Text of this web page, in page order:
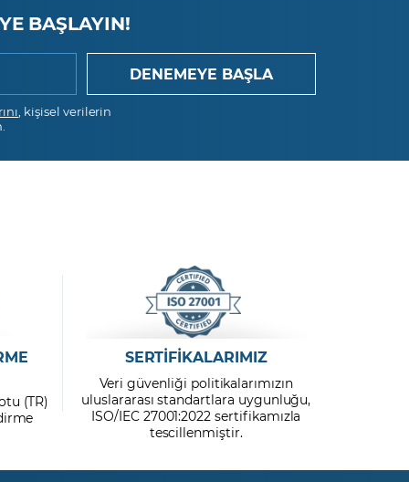
Mastercard
Mc Donalds
Microsoft
PepsiCo
Peugeot
Philips
BAŞLAYIN!
, kişisel verilerin
(TR)
SERTİFİKALARIMIZ
Veri güvenliği politikalarımızın
uluslararası standartlara uygunluğu,
ISO/IEC 27001:2022 sertifikamızla
tescillenmiştir.